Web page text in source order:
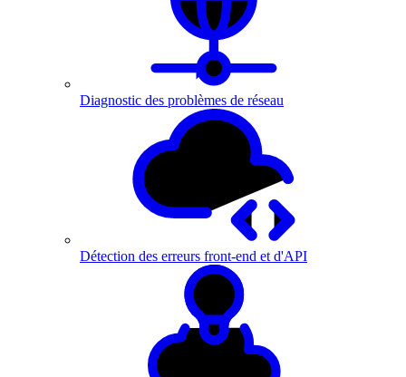
Diagnostic des problèmes de réseau
Détection des erreurs front-end et d'API